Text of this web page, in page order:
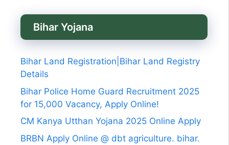
Bihar Yojana
Bihar Land Registration|Bihar Land Registry
Details
Bihar Police Home Guard Recruitment 2025
for 15,000 Vacancy, Apply Online!
CM Kanya Utthan Yojana 2025 Online Apply
BRBN Apply Online @ dbt agriculture. bihar.